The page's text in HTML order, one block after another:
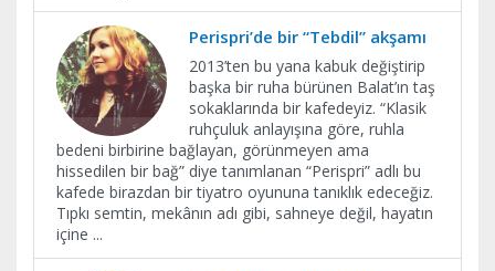
Perispri’de bir “Tebdil” akşamı
2013’ten bu yana kabuk değiştirip
başka bir ruha bürünen Balat’ın taş
sokaklarında bir kafedeyiz. “Klasik
ruhçuluk anlayışına göre, ruhla
bedeni birbirine bağlayan, görünmeyen ama
hissedilen bir bağ” diye tanımlanan “Perispri” adlı bu
kafede birazdan bir tiyatro oyununa tanıklık edeceğiz.
Tıpkı semtin, mekânın adı gibi, sahneye değil, hayatın
içine ...